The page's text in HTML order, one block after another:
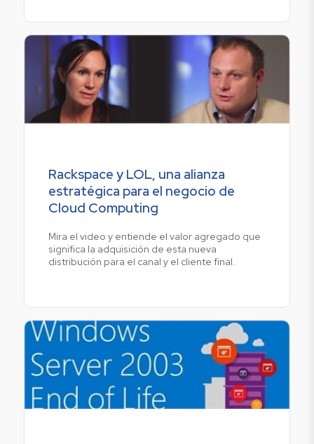
Rackspace y LOL, una alianza
estratégica para el negocio de
Cloud Computing
Mira el video y entiende el valor agregado que
significa la adquisición de esta nueva
distribución para el canal y el cliente final.